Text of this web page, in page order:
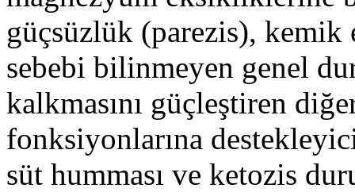
güçsüzlük (parezis), kemik
sebebi bilinmeyen genel
kalkmasını güçleştiren
fonksiyonlarına
süt humması ve ketozis